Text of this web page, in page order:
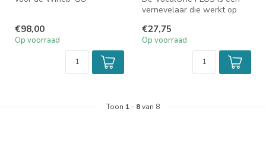
€98,00
Op voorraad
vernevelaar die werkt op
voor...
€27,75
Op voorraad
Toon 1 - 8van 8